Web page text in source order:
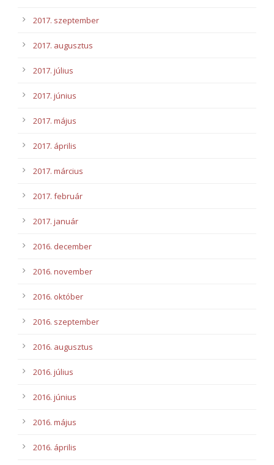
2017. szeptember
2017. augusztus
2017. július
2017. június
2017. május
2017. április
2017. március
2017. február
2017. január
2016. december
2016. november
2016. október
2016. szeptember
2016. augusztus
2016. július
2016. június
2016. május
2016. április